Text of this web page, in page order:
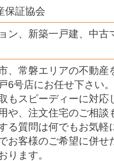
保証協会
ン、新築一戸建、中古
、常磐エリアの不動産
6号店にお任せ下さい
もスピーディーに対応
や、注文住宅のご相談
る質問は何でもお気軽
お客様のご希望に併せ
ります。